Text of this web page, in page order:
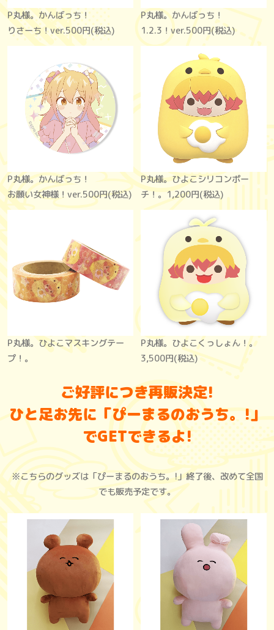
P丸様。かんばっち！
りさーち！ver.500円(税込)
P丸様。かんばっち！
1.2.3！ver.500円(税込)
P丸様。かんばっち！
お願い女神様！ver.500円(税込)
P丸様。ひよこシリコンポー
チ！。1,200円(税込)
P丸様。ひよこマスキングテー
プ！。
P丸様。ひよこくっしょん！。
3,500円(税込)
ご好評につき再販決定!
ひと足お先に「ぴーまるのおうち。!」
でGETできるよ!
※こちらのグッズは「ぴーまるのおうち。!」終了後、改めて全国
でも販売予定です。